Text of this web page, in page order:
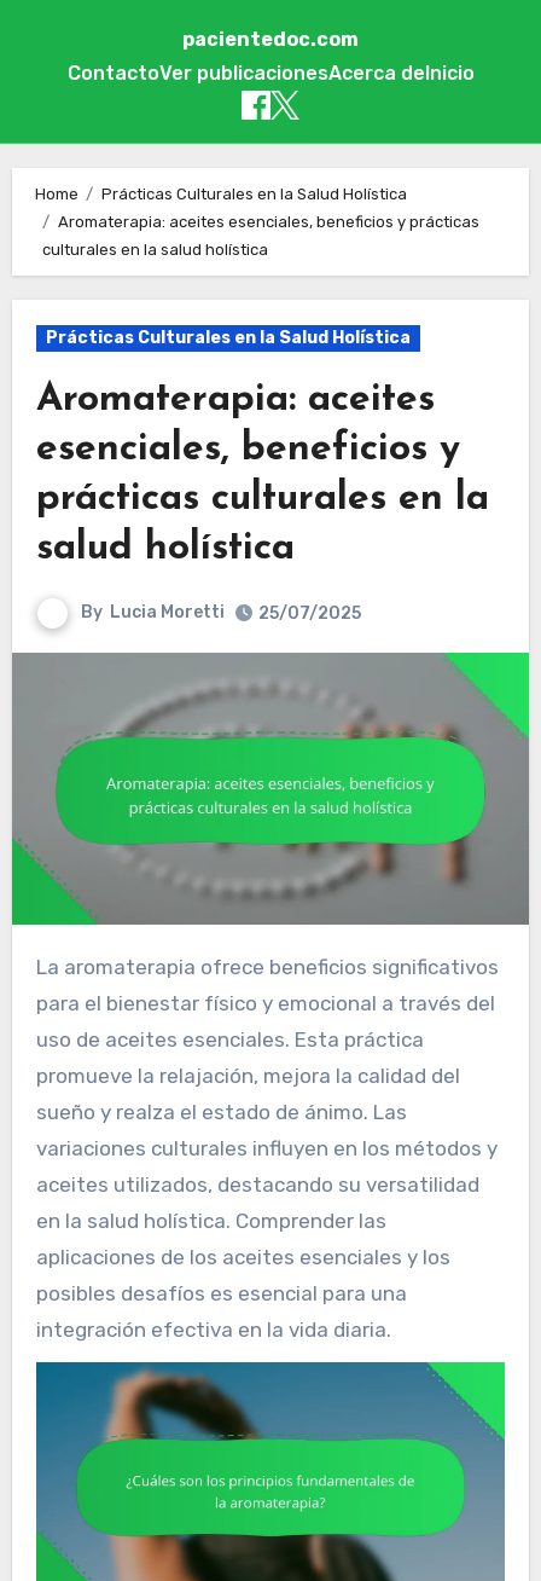
pacientedoc.com
ContactoVer publicacionesAcerca de Inicio
Home
Prácticas Culturales en la Salud Holística
Aromaterapia: aceites esenciales, beneficios y prácticas
culturales en la salud holística
Prácticas Culturales en la Salud Holística
Aromaterapia: aceites
esenciales, beneficios y
prácticas culturales en la
salud holística
By Lucia Moretti 25/07/2025
La aromaterapia ofrece beneficios significativos
para el bienestar físico y emocional a través del
uso de aceites esenciales. Esta práctica
promueve la relajación, mejora la calidad del
sueño y realza el estado de ánimo. Las
variaciones culturales influyen en los métodos y
aceites utilizados, destacando su versatilidad
en la salud holística. Comprender las
aplicaciones de los aceites esenciales y los
posibles desafíos es esencial para una
integración efectiva en la vida diaria.